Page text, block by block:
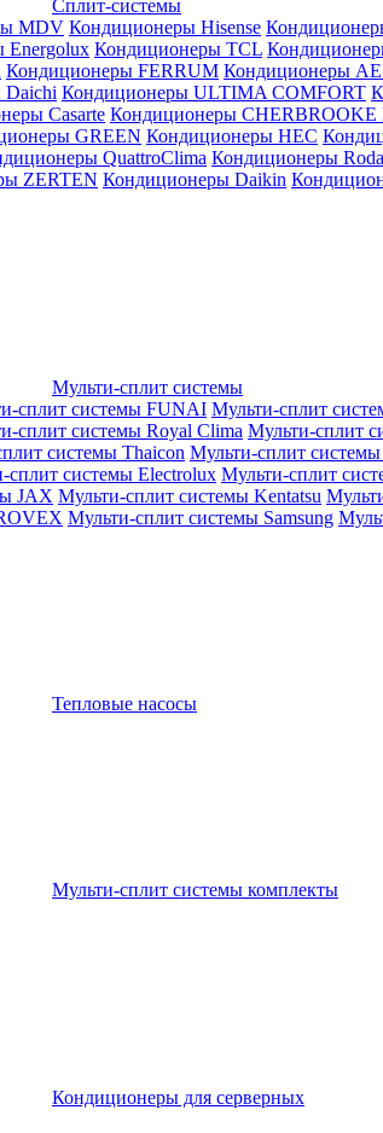
Сплит-системы
MDV Кондиционеры Hisense
Energolux Кондиционеры TCL
Кондиционеры FERRUM Кондиционеры
Кондиционеры ULTIMA COMFORT
Casarte Кондиционеры CHERBROOKE
GREEN Кондиционеры HEC
QuattroClima Кондиционеры Roda
ZERTEN Кондиционеры Daikin
Мульти-сплит системы
сплит системы FUNAI Мульти-сплит
сплит системы Royal Clima Мульти-сплит
системы Thaicon Мульти-сплит
сплит системы Electrolux Мульти-сплит
JAX Мульти-сплит системы Kentatsu
Мульти-сплит системы Samsung
Тепловые насосы
Мульти-сплит системы комплекты
Кондиционеры для серверных